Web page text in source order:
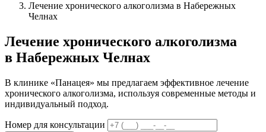
Лечение хронического алкоголизма в Набережных
Челнах
Лечение хронического алкоголизма
в Набережных Челнах
В клинике «Панацея» мы предлагаем эффективное лечение
хронического алкоголизма, используя современные методы и
индивидуальный подход.
Номер для консультации